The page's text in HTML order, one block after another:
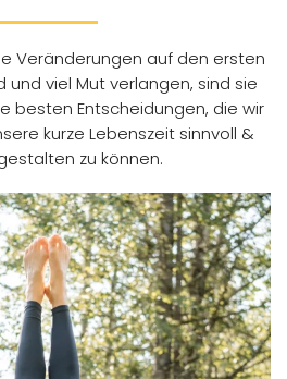
Veränderungen auf den ersten
und viel Mut verlangen, sind sie
besten Entscheidungen, die wir
kurze Lebenszeit sinnvoll &
zu können.